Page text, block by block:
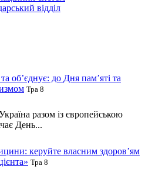
відділ
об’єднує: до Дня пам’яті та
Тра 8
разом із європейською
День...
керуйте власним здоров’ям
Тра 8